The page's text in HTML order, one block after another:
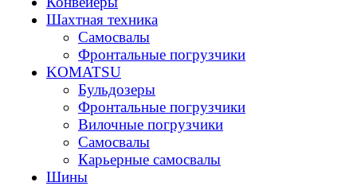
Шахтная техника
Самосвалы
Фронтальные погрузчики
KOMATSU
Бульдозеры
Фронтальные погрузчики
Вилочные погрузчики
Самосвалы
Карьерные самосвалы
Шины